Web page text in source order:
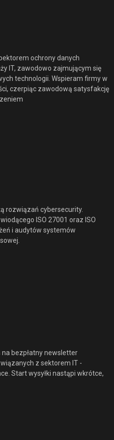
ochrony danych
IT, zawodowo zajmującym się
technologii. Wspieram firmy w
czerpiąc zawodową satysfakcję
rozwiązań cybersecurity.
ISO 27001 oraz ISO
i audytów systemów
bezpłatny newsletter
z sektorem IT -
Start wysyłki nastąpi wkrótce,